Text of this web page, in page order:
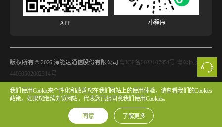
APP 小程序
版权所有 © 2026 海能达通信股份有限公司 粤ICP备2022107854号 粤公网安备
44030502002314号
法律声明 网站使用声明 隐私政策 Cookie政策
版权声明
许可协议
我们使用Cookie来个性化和改善您在我们网站上的使用体验，请查看我们的Cookies
政策。如果您继续浏览网站，代表您已经同意我们使用Cookies。
同意 了解更多